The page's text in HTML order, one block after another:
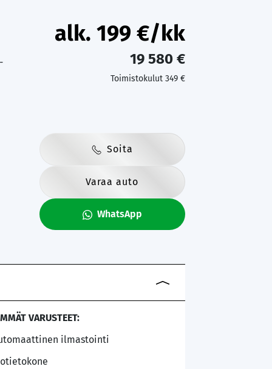
alk. 199 €/kk
19 580 €
Toimistokulut 349 €
Soita
Varaa auto
WhatsApp
VARUSTEET:
ilmastointi